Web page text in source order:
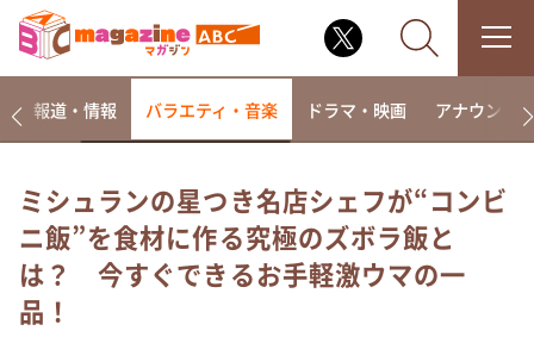
なるみ・岡村の過ぎるTV
相席食堂
報道・情報 バラエティ・音楽 ドラマ・映画 アナウンサー
ミシュランの星つき名店シェフが“コンビ
ニ飯”を食材に作る究極のズボラ飯と
は？ 今すぐできるお手軽激ウマの一
品！